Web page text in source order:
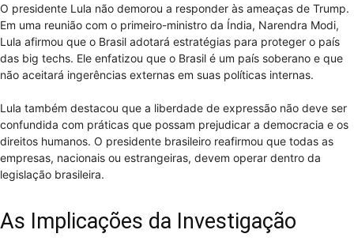
O presidente Lula não demorou a responder às ameaças de Trump.
Em uma reunião com o primeiro-ministro da Índia, Narendra Modi,
Lula afirmou que o Brasil adotará estratégias para proteger o país
das big techs. Ele enfatizou que o Brasil é um país soberano e que
não aceitará ingerências externas em suas políticas internas.
Lula também destacou que a liberdade de expressão não deve ser
confundida com práticas que possam prejudicar a democracia e os
direitos humanos. O presidente brasileiro reafirmou que todas as
empresas, nacionais ou estrangeiras, devem operar dentro da
legislação brasileira.
As Implicações da Investigação